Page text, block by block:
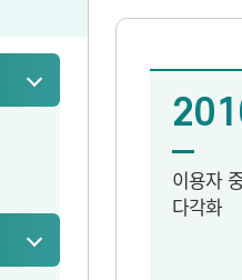
이용자
다각화